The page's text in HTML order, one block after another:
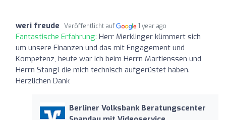
weri freude Veröffentlicht auf 1 year ago
Fantastische Erfahrung: Herr Merklinger kümmert sich
um unsere Finanzen und das mit Engagement und
Kompetenz, heute war ich beim Herrn Martienssen und
Herrn Stangl die mich technisch aufgerüstet haben.
Herzlichen Dank
Berliner Volksbank Beratungscenter